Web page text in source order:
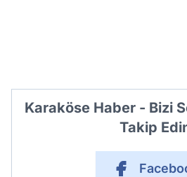
Karaköse Haber - Bizi
Takip